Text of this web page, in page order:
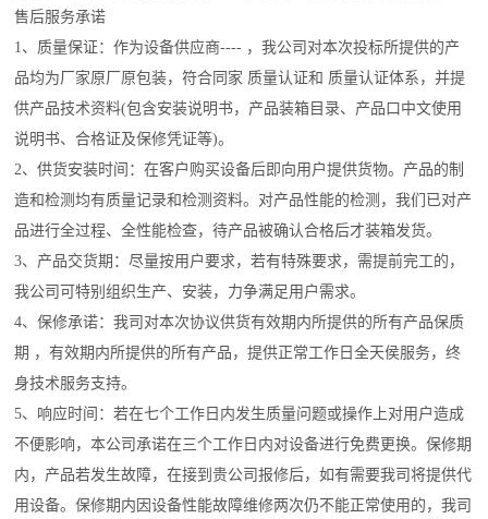
售后服务承诺
1、质量保证：作为设备供应商---- ，我公司对本次投标所提供的产
品均为厂家原厂原包装，符合同家 质量认证和 质量认证体系，并提
供产品技术资料(包含安装说明书，产品装箱目录、产品口中文使用
说明书、合格证及保修凭证等)。
2、供货安装时间：在客户购买设备后即向用户提供货物。产品的制
造和检测均有质量记录和检测资料。对产品性能的检测，我们已对产
品进行全过程、全性能检查，待产品被确认合格后才装箱发货。
3、产品交货期：尽量按用户要求，若有特殊要求，需提前完工的，
我公司可特别组织生产、安装，力争满足用户需求。
4、保修承诺：我司对本次协议供货有效期内所提供的所有产品保质
期 ，有效期内所提供的所有产品，提供正常工作日全天侯服务，终
身技术服务支持。
5、响应时间：若在七个工作日内发生质量问题或操作上对用户造成
不便影响，本公司承诺在三个工作日内对设备进行免费更换。保修期
内，产品若发生故障，在接到贵公司报修后，如有需要我司将提供代
用设备。保修期内因设备性能故障维修两次仍不能正常使用的，我司